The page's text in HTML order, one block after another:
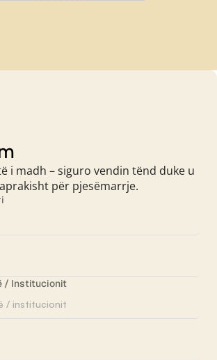
i madh – siguro vendin tënd duke u
për pjesëmarrje.
/ Institucionit